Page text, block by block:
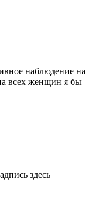
наблюдение на
всех женщин я бы
здесь